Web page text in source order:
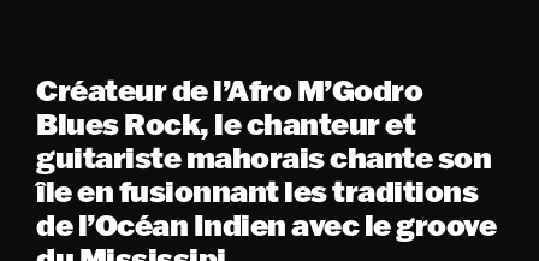
Créateur de l’Afro M’Godro
Blues Rock, le chanteur et
guitariste mahorais chante son
île en fusionnant les traditions
de l’Océan Indien avec le groove